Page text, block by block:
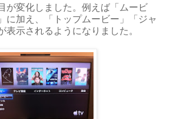
が変化しました。例えば「ムービ
に加え、「トップムービー」「ジャ
表示されるようになりました。